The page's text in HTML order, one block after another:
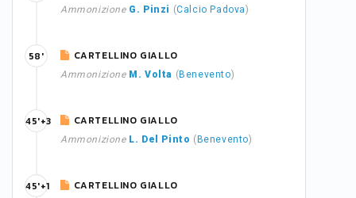
Ammonizione G. Pinzi (Calcio Padova)
CARTELLINO GIALLO
Ammonizione M. Volta ( Benevento)
58'
CARTELLINO GIALLO
Ammonizione L. Del Pinto ( Benevento)
45'+3
CARTELLINO GIALLO
45'+1